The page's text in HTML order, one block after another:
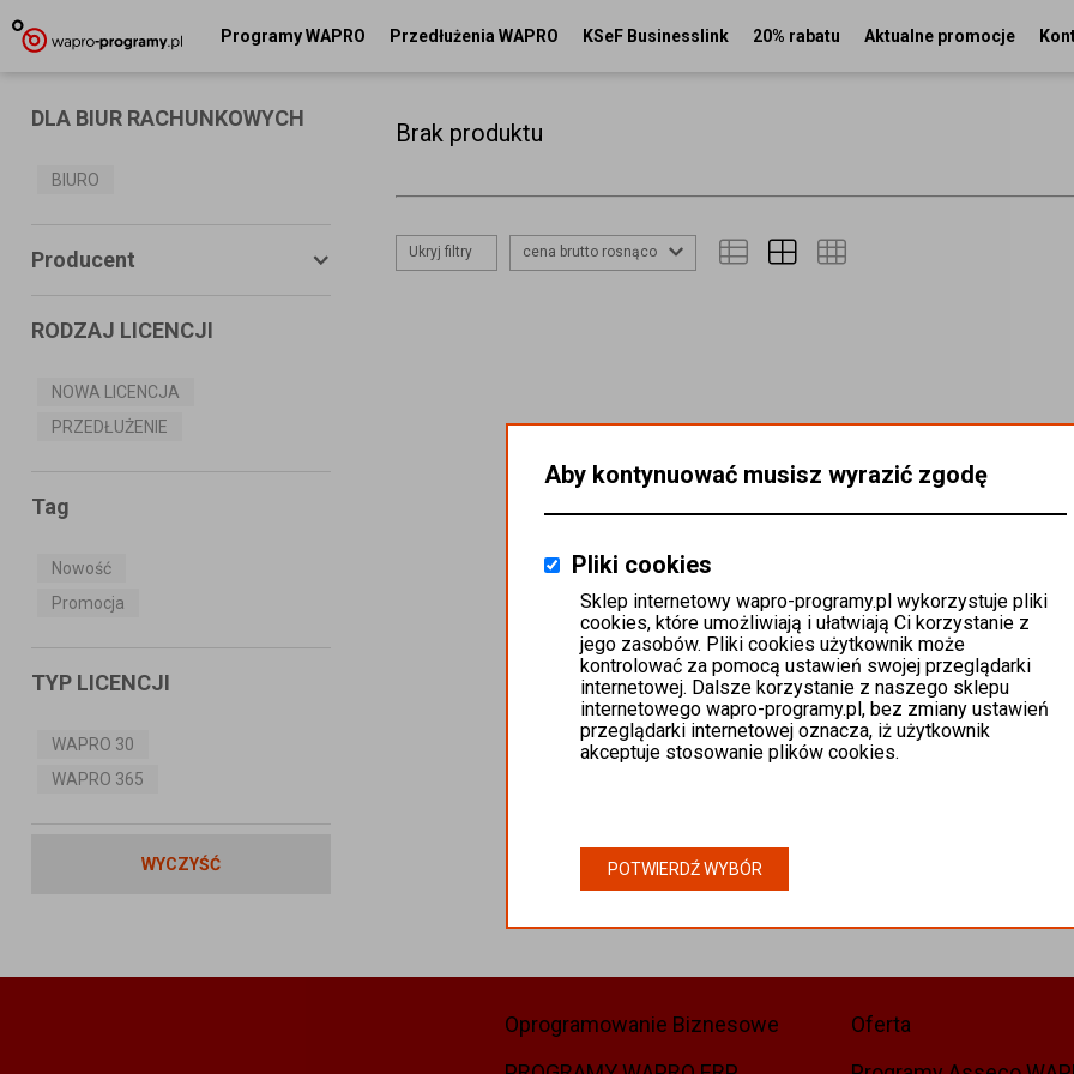
Programy WAPRO Przedłużenia WAPRO KSeF Businesslink 20% rabatu Aktualne promocje
DLA BIUR RACHUNKOWYCH
BIURO
Producent
S.A.
MS SYSTEMS
MISTRAL.NET Sp. z o.o
RODZAJ LICENCJI
NOWA LICENCJA
PRZEDŁUŻENIE
Tag
Nowość
Promocja
TYP LICENCJI
WAPRO 30
WAPRO 365
WYCZYŚĆ
Brak produktu
Ukryj filtry cena brutto rosnąco
Oprogramowanie Biznesowe
Oferta
Aby kontynuować musisz wyrazić zgodę
Pliki cookies
Sklep internetowy wapro-programy.pl wykorzystuje pliki
cookies, które umożliwiają i ułatwiają Ci korzystanie z
jego zasobów. Pliki cookies użytkownik może
kontrolować za pomocą ustawień swojej przeglądarki
internetowej. Dalsze korzystanie z naszego sklepu
internetowego wapro-programy.pl, bez zmiany ustawień
przeglądarki internetowej oznacza, iż użytkownik
akceptuje stosowanie plików cookies.
POTWIERDŹ WYBÓR